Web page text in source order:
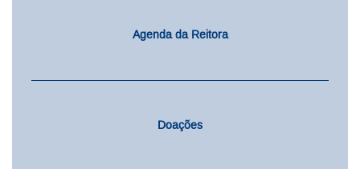
Agenda da Reitora
Doações